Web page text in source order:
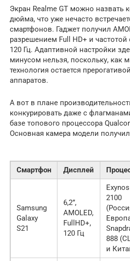
Экран Realme GT можно назвать
дюйма, что уже нечасто
смартфонов. Гаджет получил
разрешением Full HD+ и
120 Гц. Адаптивной настройки
минусом нельзя, поскольку, как
технология остается
аппаратов.
А вот в плане
конкурировать даже с
базе топового процессора
Основная камера модели
Смартфон Дисплей
Samsung
Galaxy
S21
6,2”,
AMOLED,
FullHD+,
120 Гц
Exynos
2100
888
и